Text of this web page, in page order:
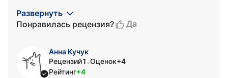
Развернуть
Понравилась рецензия?
Да
Анна Кучук
Рецензий1 •Оценок+4
Рейтинг+4